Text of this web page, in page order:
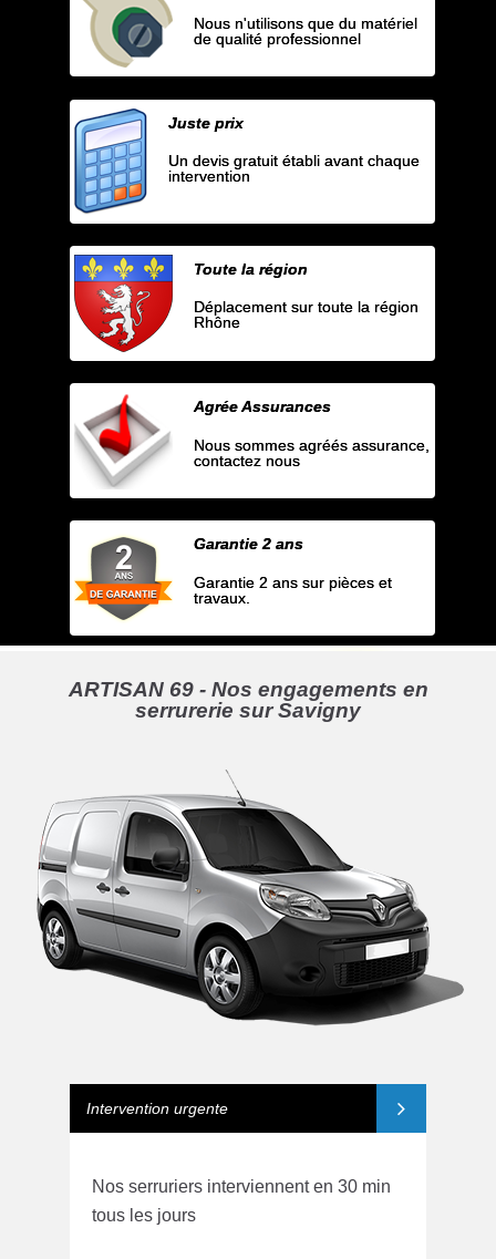
Nous n'utilisons que du matériel
de qualité professionnel
Juste prix
Un devis gratuit établi avant chaque
intervention
Toute la région
Déplacement sur toute la région
Rhône
Agrée Assurances
Nous sommes agréés assurance,
contactez nous
Garantie 2 ans
Garantie 2 ans sur pièces et
travaux.
ARTISAN 69 - Nos engagements en
serrurerie sur Savigny
Intervention urgente
Nos serruriers interviennent en 30 min
tous les jours